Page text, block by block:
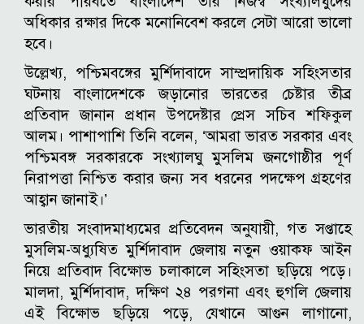
অধিকার রক্ষার দিকে মনোনিবেশ করলে সেটা আরো ভালো
হবে।
উল্লেখ্য, পশ্চিমবঙ্গের মুর্শিদাবাদে সাম্প্রদায়িক সহিংসতার
ঘটনায় বাংলাদেশকে জড়ানোর ভারতের চেষ্টার তীব্র
প্রতিবাদ জানান প্রধান উপদেষ্টার প্রেস সচিব শফিকুল
আলম। পাশাপাশি তিনি বলেন, ‘আমরা ভারত সরকার এবং
পশ্চিমবঙ্গ সরকারকে সংখ্যালঘু মুসলিম জনগোষ্ঠীর পূর্ণ
নিরাপত্তা নিশ্চিত করার জন্য সব ধরনের পদক্ষেপ গ্রহণের
আহ্বান জানাই।’
ভারতীয় সংবাদমাধ্যমের প্রতিবেদন অনুযায়ী, গত সপ্তাহে
মুসলিম-অধ্যুষিত মুর্শিদাবাদ জেলায় নতুন ওয়াকফ আইন
নিয়ে প্রতিবাদ বিক্ষোভ চলাকালে সহিংসতা ছড়িয়ে পড়ে।
মালদা, মুর্শিদাবাদ, দক্ষিণ ২৪ পরগনা এবং হুগলি জেলায়
এই বিক্ষোভ ছড়িয়ে পড়ে, যেখানে আগুন লাগানো,